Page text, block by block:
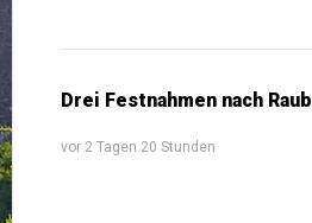
Drei Festnahmen nach Raub
vor 2 Tagen 20 Stunden